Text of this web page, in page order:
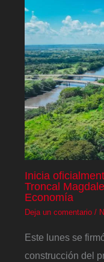
Inicia
Troncal
Economía
Deja un comentario /
Este lunes se
construcción del